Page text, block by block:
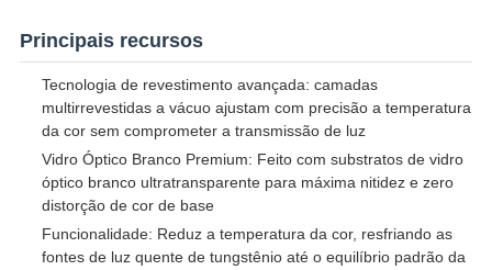
Principais recursos
Tecnologia de revestimento avançada: camadas
multirrevestidas a vácuo ajustam com precisão a temperatura
da cor sem comprometer a transmissão de luz
Vidro Óptico Branco Premium: Feito com substratos de vidro
óptico branco ultratransparente para máxima nitidez e zero
distorção de cor de base
Funcionalidade: Reduz a temperatura da cor, resfriando as
fontes de luz quente de tungstênio até o equilíbrio padrão da